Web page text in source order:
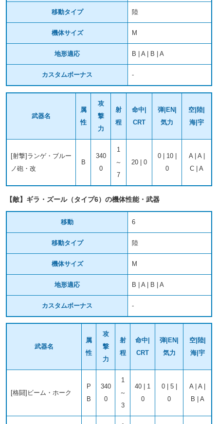
移動タイプ 陸
機体サイズ M
地形適応 B | A | B | A
カスタムボーナス -
武器名
属
性
攻
撃
力
射
程
命中|
CRT
弾|EN|
気力
空|陸|
海|宇
[射撃]ランゲ・ブルー
ノ砲・改
B
340
0
1
～
7
20 | 0
0 | 10 |
0
A | A |
C | A
【敵】ギラ・ズール（タイプ6）の機体性能・武器
移動 6
移動タイプ 陸
機体サイズ M
地形適応 B | A | B | A
カスタムボーナス -
武器名
属
性
攻
撃
力
射
程
命中|
CRT
弾|EN|
気力
空|陸|
海|宇
[格闘]ビーム・ホーク
P
B
340
0
1
～
3
40 | 1
0
0 | 5 |
0
A | A |
B | A